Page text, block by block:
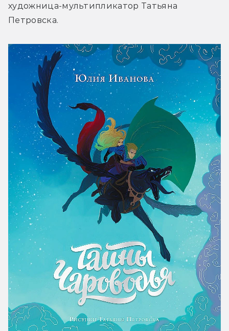
художница-мультипликатор Татьяна
Петровска.